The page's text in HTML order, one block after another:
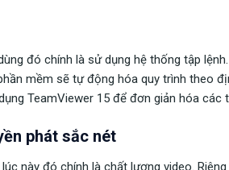
đó chính là sử dụng hệ thống tập
mềm sẽ tự động hóa quy trình theo
TeamViewer 15 để đơn giản hóa các
phát sắc nét
này đó chính là chất lượng video.